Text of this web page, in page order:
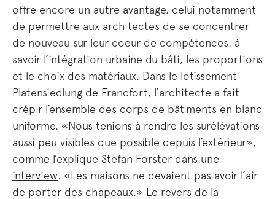
offre encore un autre avantage, celui notamment
de permettre aux architectes de se concentrer
de nouveau sur leur coeur de compétences: à
savoir l’intégration urbaine du bâti, les proportions
et le choix des matériaux. Dans le lotissement
Platensiedlung de Francfort, l’architecte a fait
crépir l’ensemble des corps de bâtiments en blanc
uniforme. «Nous tenions à rendre les surélévations
aussi peu visibles que possible depuis l’extérieur»,
comme l’explique Stefan Forster dans une
interview. «Les maisons ne devaient pas avoir l’air
de porter des chapeaux.» Le revers de la